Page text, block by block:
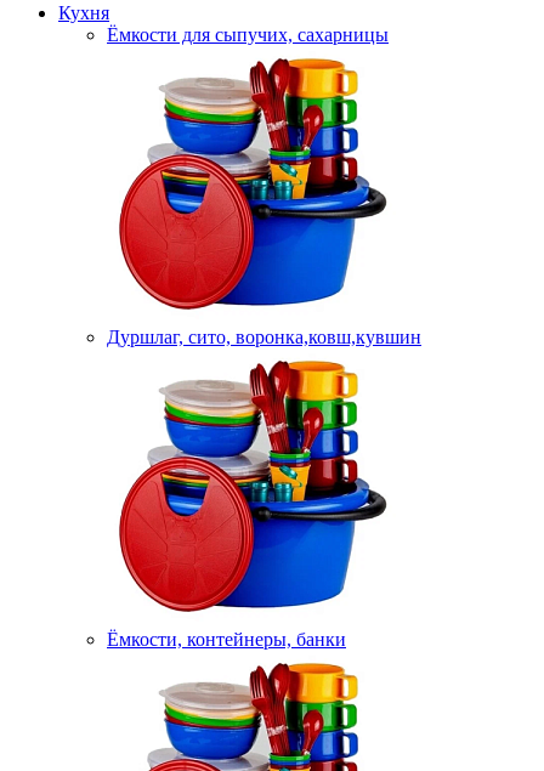
Кухня
Ёмкости для сыпучих, сахарницы
Дуршлаг, сито, воронка,ковш,кувшин
Ёмкости, контейнеры, банки